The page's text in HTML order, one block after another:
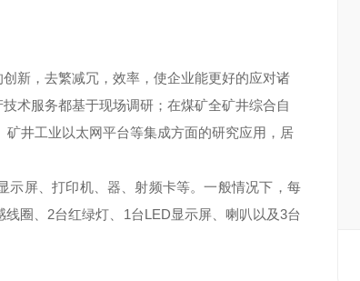
新，去繁减冗，效率，使企业能更好的应对诸
术服务都基于现场调研；在煤矿全矿井综合自
井工业以太网平台等集成方面的研究应用，居
示屏、打印机、器、射频卡等。一般情况下，每
圈、2台红绿灯、1台LED显示屏、喇叭以及3台